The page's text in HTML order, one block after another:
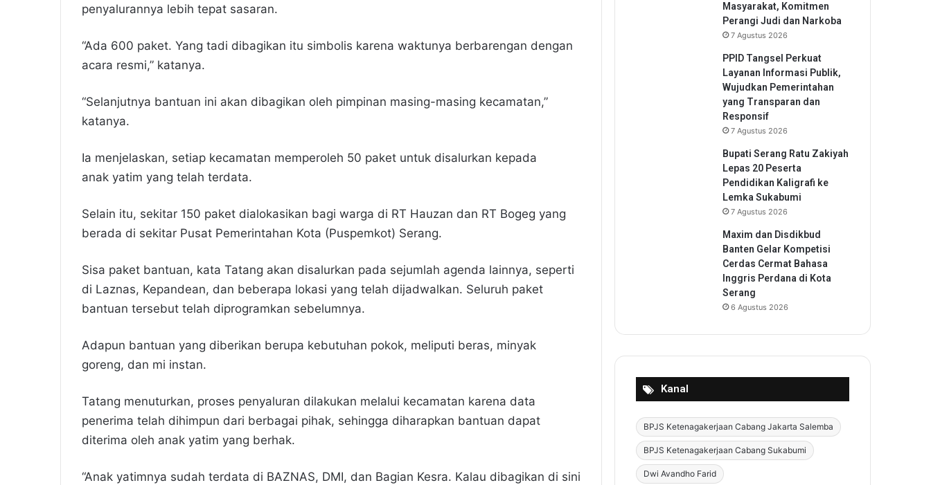
penyalurannya lebih tepat sasaran.
“Ada 600 paket. Yang tadi dibagikan itu simbolis karena waktunya berbarengan dengan
acara resmi,” katanya.
“Selanjutnya bantuan ini akan dibagikan oleh pimpinan masing-masing kecamatan,”
katanya.
Ia menjelaskan, setiap kecamatan memperoleh 50 paket untuk disalurkan kepada
anak yatim yang telah terdata.
Selain itu, sekitar 150 paket dialokasikan bagi warga di RT Hauzan dan RT Bogeg yang
berada di sekitar Pusat Pemerintahan Kota (Puspemkot) Serang.
Sisa paket bantuan, kata Tatang akan disalurkan pada sejumlah agenda lainnya, seperti
di Laznas, Kepandean, dan beberapa lokasi yang telah dijadwalkan. Seluruh paket
bantuan tersebut telah diprogramkan sebelumnya.
Adapun bantuan yang diberikan berupa kebutuhan pokok, meliputi beras, minyak
goreng, dan mi instan.
Tatang menuturkan, proses penyaluran dilakukan melalui kecamatan karena data
penerima telah dihimpun dari berbagai pihak, sehingga diharapkan bantuan dapat
diterima oleh anak yatim yang berhak.
“Anak yatimnya sudah terdata di BAZNAS, DMI, dan Bagian Kesra. Kalau dibagikan di sini
Masyarakat, Komitmen
Perangi Judi dan Narkoba
7 Agustus 2026
PPID Tangsel Perkuat
Layanan Informasi Publik,
Wujudkan Pemerintahan
yang Transparan dan
Responsif
7 Agustus 2026
Bupati Serang Ratu Zakiyah
Lepas 20 Peserta
Pendidikan Kaligrafi ke
Lemka Sukabumi
7 Agustus 2026
Maxim dan Disdikbud
Banten Gelar Kompetisi
Cerdas Cermat Bahasa
Inggris Perdana di Kota
Serang
6 Agustus 2026
Kanal
BPJS Ketenagakerjaan Cabang Jakarta Salemba
BPJS Ketenagakerjaan Cabang Sukabumi
Dwi Avandho Farid